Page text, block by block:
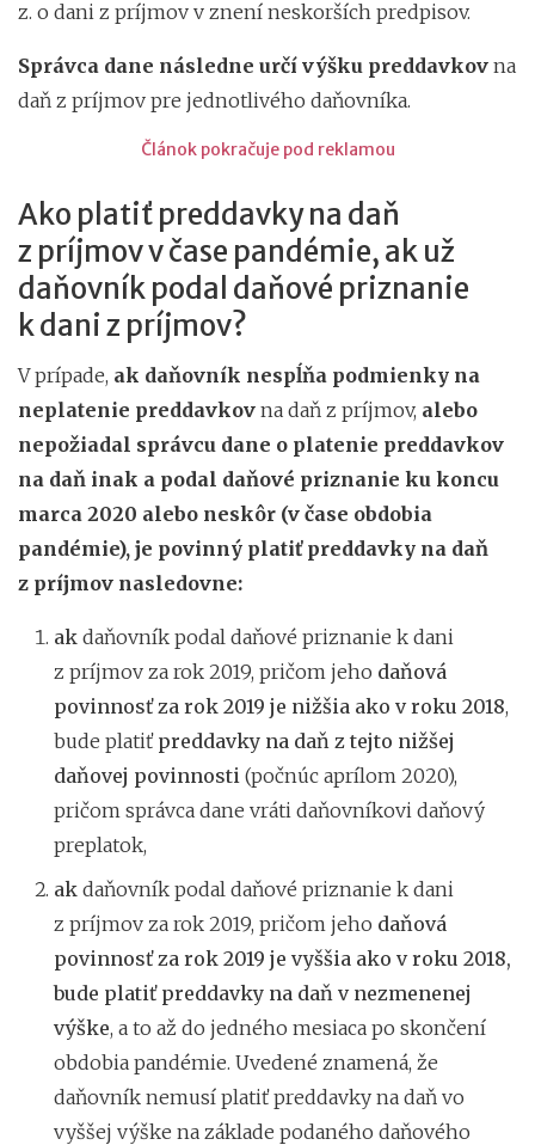
z. o dani z príjmov v znení neskorších predpisov.
Správca dane následne určí výšku preddavkov na
daň z príjmov pre jednotlivého daňovníka.
Článok pokračuje pod reklamou
Ako platiť preddavky na daň
z príjmov v čase pandémie, ak už
daňovník podal daňové priznanie
k dani z príjmov?
V prípade, ak daňovník nespĺňa podmienky na
neplatenie preddavkov na daň z príjmov, alebo
nepožiadal správcu dane o platenie preddavkov
na daň inak a podal daňové priznanie ku koncu
marca 2020 alebo neskôr (v čase obdobia
pandémie), je povinný platiť preddavky na daň
z príjmov nasledovne:
ak daňovník podal daňové priznanie k dani
z príjmov za rok 2019, pričom jeho daňová
povinnosť za rok 2019 je nižšia ako v roku 2018,
bude platiť preddavky na daň z tejto nižšej
daňovej povinnosti (počnúc aprílom 2020),
pričom správca dane vráti daňovníkovi daňový
preplatok,
ak daňovník podal daňové priznanie k dani
z príjmov za rok 2019, pričom jeho daňová
povinnosť za rok 2019 je vyššia ako v roku 2018,
bude platiť preddavky na daň v nezmenenej
výške, a to až do jedného mesiaca po skončení
obdobia pandémie. Uvedené znamená, že
daňovník nemusí platiť preddavky na daň vo
vyššej výške na základe podaného daňového